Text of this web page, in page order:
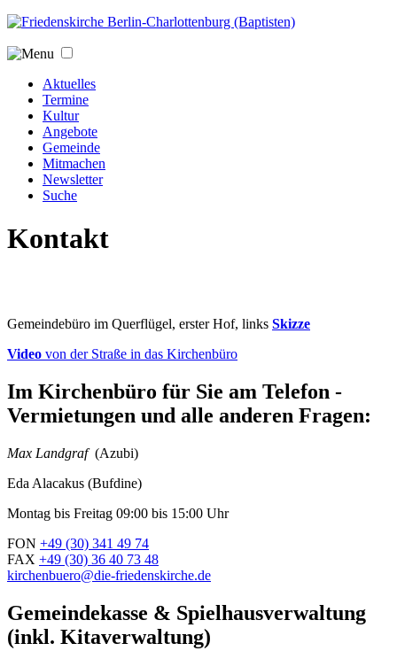
Jump to navigation
Aktuelles
Termine
Kultur
Angebote
Gemeinde
Mitmachen
Newsletter
Suche
Kontakt
Gemeindebüro im Querflügel, erster Hof, links Skizze
Video von der Straße in das Kirchenbüro
Im Kirchenbüro für Sie am Telefon -
Vermietungen und alle anderen Fragen:
Max Landgraf(Azubi)
Eda Alacakus (Bufdine)
Montag bis Freitag 09:00 bis 15:00 Uhr
FON +49 (30) 341 49 74
FAX +49 (30) 36 40 73 48
kirchenbuero@die-friedenskirche.de
Gemeindekasse & Spielhausverwaltung
(inkl. Kitaverwaltung)